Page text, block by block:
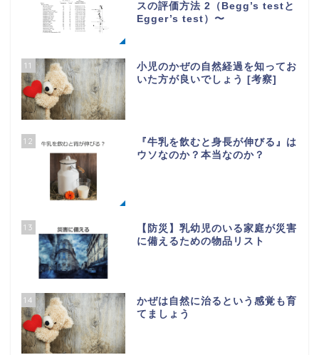
スの評価方法 2（Begg’s testと
Egger’s test）〜
11
小児のかぜの自然経過を知ってお
いた方が良いでしょう [考察]
12
『牛乳を飲むと身長が伸びる』は
ウソなのか？本当なのか？
13
【防災】乳幼児のいる家庭が災害
に備えるための物品リスト
14
かぜは自然に治るという感覚も育
てましょう